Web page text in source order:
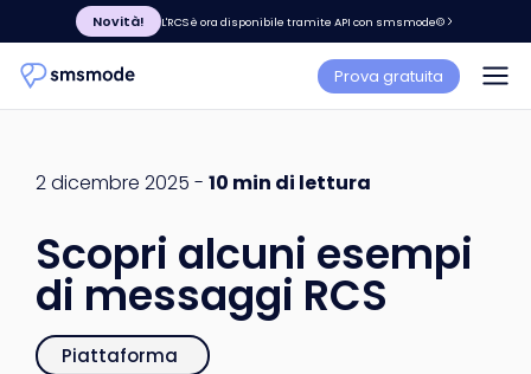
Novità! L'RCS è ora disponibile tramite API con smsmode©
Prova gratuita
2 dicembre 2025 - 10 min di lettura
Scopri alcuni esempi
di messaggi RCS
Piattaforma